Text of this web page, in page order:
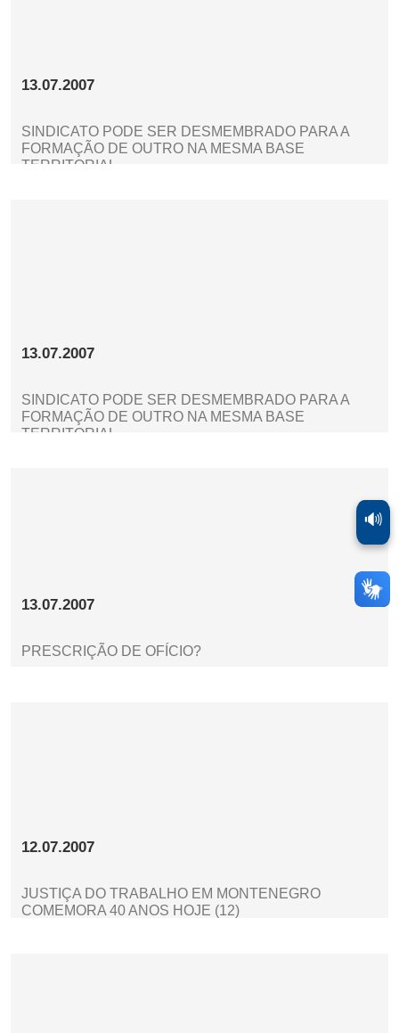
13.07.2007
SINDICATO PODE SER DESMEMBRADO PARA A
FORMAÇÃO DE OUTRO NA MESMA BASE
TERRITORIAL
13.07.2007
SINDICATO PODE SER DESMEMBRADO PARA A
FORMAÇÃO DE OUTRO NA MESMA BASE
TERRITORIAL
13.07.2007
PRESCRIÇÃO DE OFÍCIO?
12.07.2007
JUSTIÇA DO TRABALHO EM MONTENEGRO
COMEMORA 40 ANOS HOJE (12)
🔊